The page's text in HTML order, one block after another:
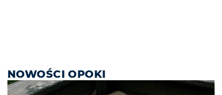
NOWOŚCI OPOKI